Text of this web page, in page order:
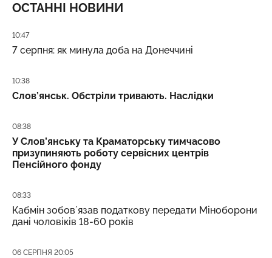
ОСТАННІ НОВИНИ
Дата публікації
10:47
7 серпня: як минула доба на Донеччині
Дата публікації
10:38
Слов’янськ. Обстріли тривають. Наслідки
Дата публікації
08:38
У Слов’янську та Краматорську тимчасово
призупиняють роботу сервісних центрів
Пенсійного фонду
Дата публікації
08:33
Кабмін зобовʼязав податкову передати Міноборони
дані чоловіків 18-60 років
Дата публікації
06 СЕРПНЯ 20:05